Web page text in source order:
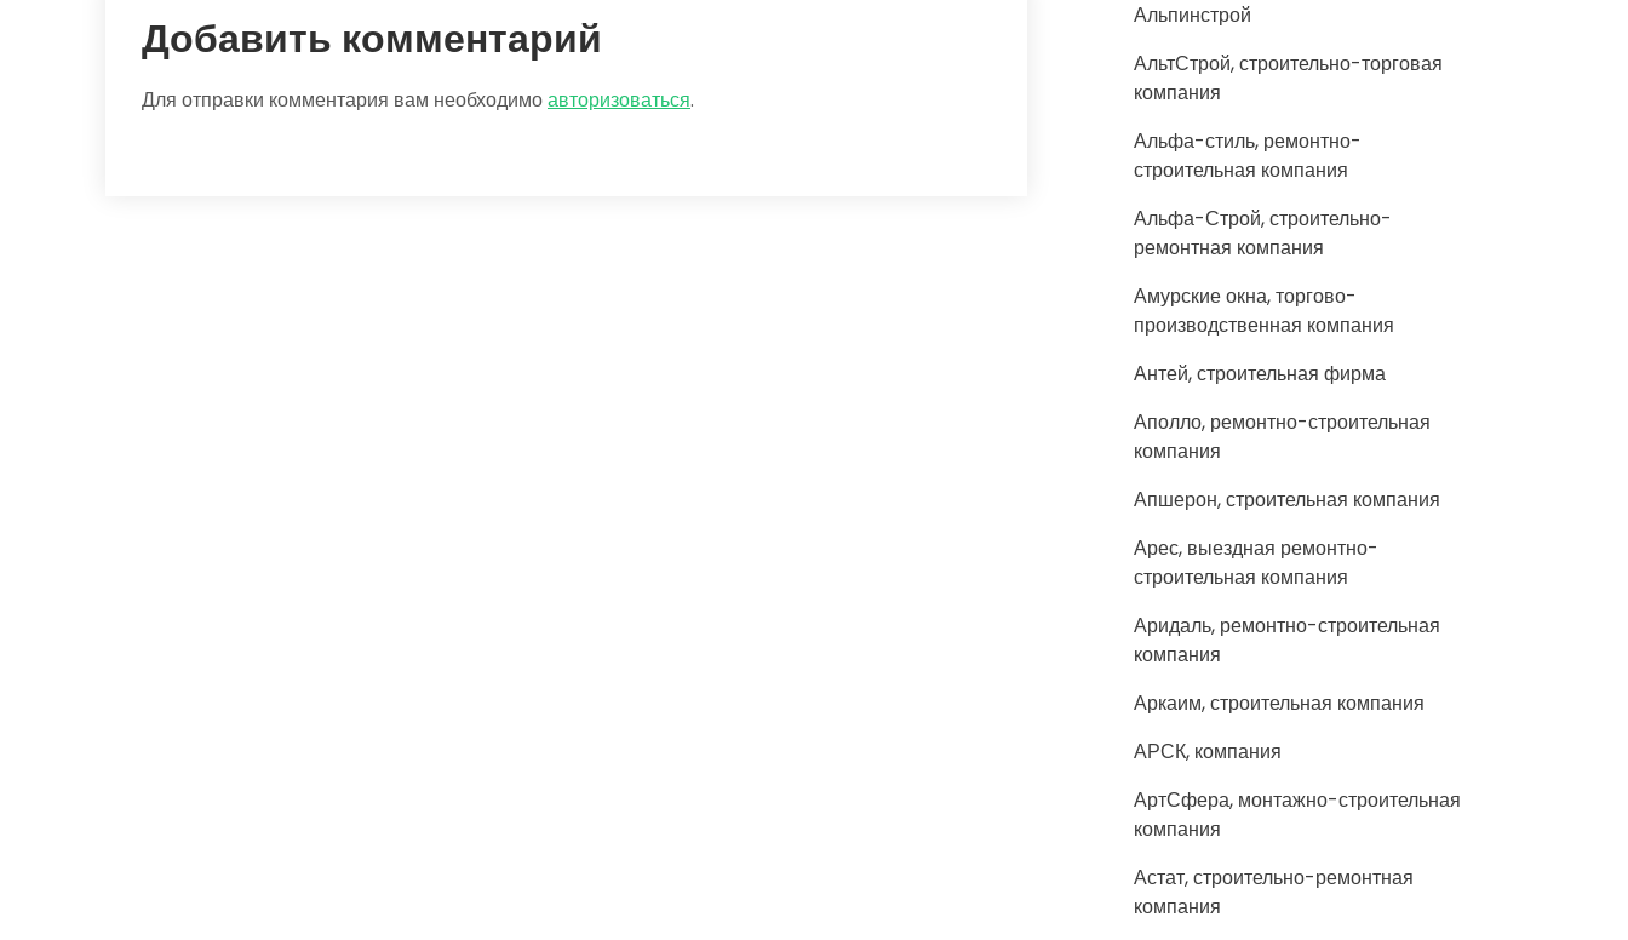
Добавить комментарий
Для отправки комментария вам необходимоавторизоваться.
Альпинстрой
АльтСтрой, строительно-торговая
компания
Альфа-стиль, ремонтно-
строительная компания
Альфа-Строй, строительно-
ремонтная компания
Амурские окна, торгово-
производственная компания
Антей, строительная фирма
Аполло, ремонтно-строительная
компания
Апшерон, строительная компания
Арес, выездная ремонтно-
строительная компания
Аридаль, ремонтно-строительная
компания
Аркаим, строительная компания
АРСК, компания
АртСфера, монтажно-строительная
компания
Астат, строительно-ремонтная
компания